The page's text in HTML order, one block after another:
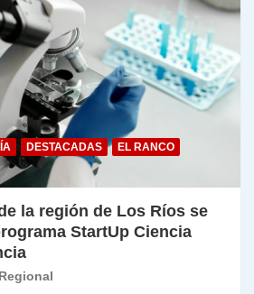
DESTACADAS
EL RANCO
la región de Los Ríos se
StartUp Ciencia